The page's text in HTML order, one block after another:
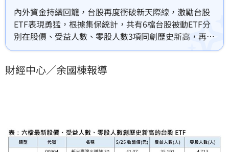
內外資金持續回籠，台股再度衝破新天際線，激勵台股
ETF表現勇猛，根據集保統計，共有6檔台股被動ETF分
別在股價、受益人數、零股人數3項同創歷史新高，再締
大三元佳績，且主要集中半導體、市值及科技3大類，成
ETF。
財經中心／余國棟報導